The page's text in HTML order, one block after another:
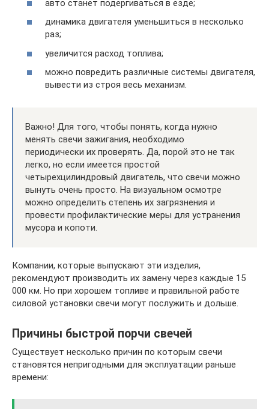
авто станет подергиваться в езде;
динамика двигателя уменьшиться в несколько
раз;
увеличится расход топлива;
можно повредить различные системы двигателя,
вывести из строя весь механизм.
Важно! Для того, чтобы понять, когда нужно
менять свечи зажигания, необходимо
периодически их проверять. Да, порой это не так
легко, но если имеется простой
четырехцилиндровый двигатель, что свечи можно
вынуть очень просто. На визуальном осмотре
можно определить степень их загрязнения и
провести профилактические меры для устранения
мусора и копоти.
Компании, которые выпускают эти изделия,
рекомендуют производить их замену через каждые 15
000 км. Но при хорошем топливе и правильной работе
силовой установки свечи могут послужить и дольше.
Причины быстрой порчи свечей
Существует несколько причин по которым свечи
становятся непригодными для эксплуатации раньше
времени: